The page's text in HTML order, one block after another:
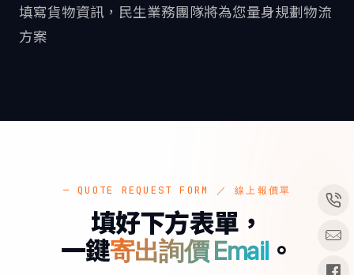
填寫貨物資訊，民生業務團隊將為您量身規劃物流
方案
— QUOTE REQUEST FORM ／ 線上報價單
填好下方表單，
一鍵寄出詢價 Email 。